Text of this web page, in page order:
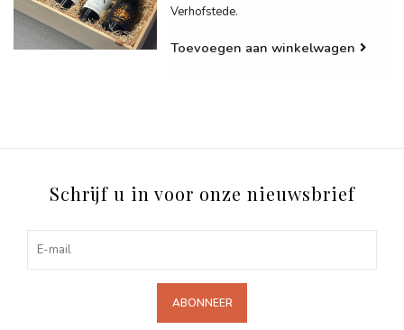
Verhofstede.
Toevoegen aan winkelwagen
Schrijf u in voor onze nieuwsbrief
ABONNEER